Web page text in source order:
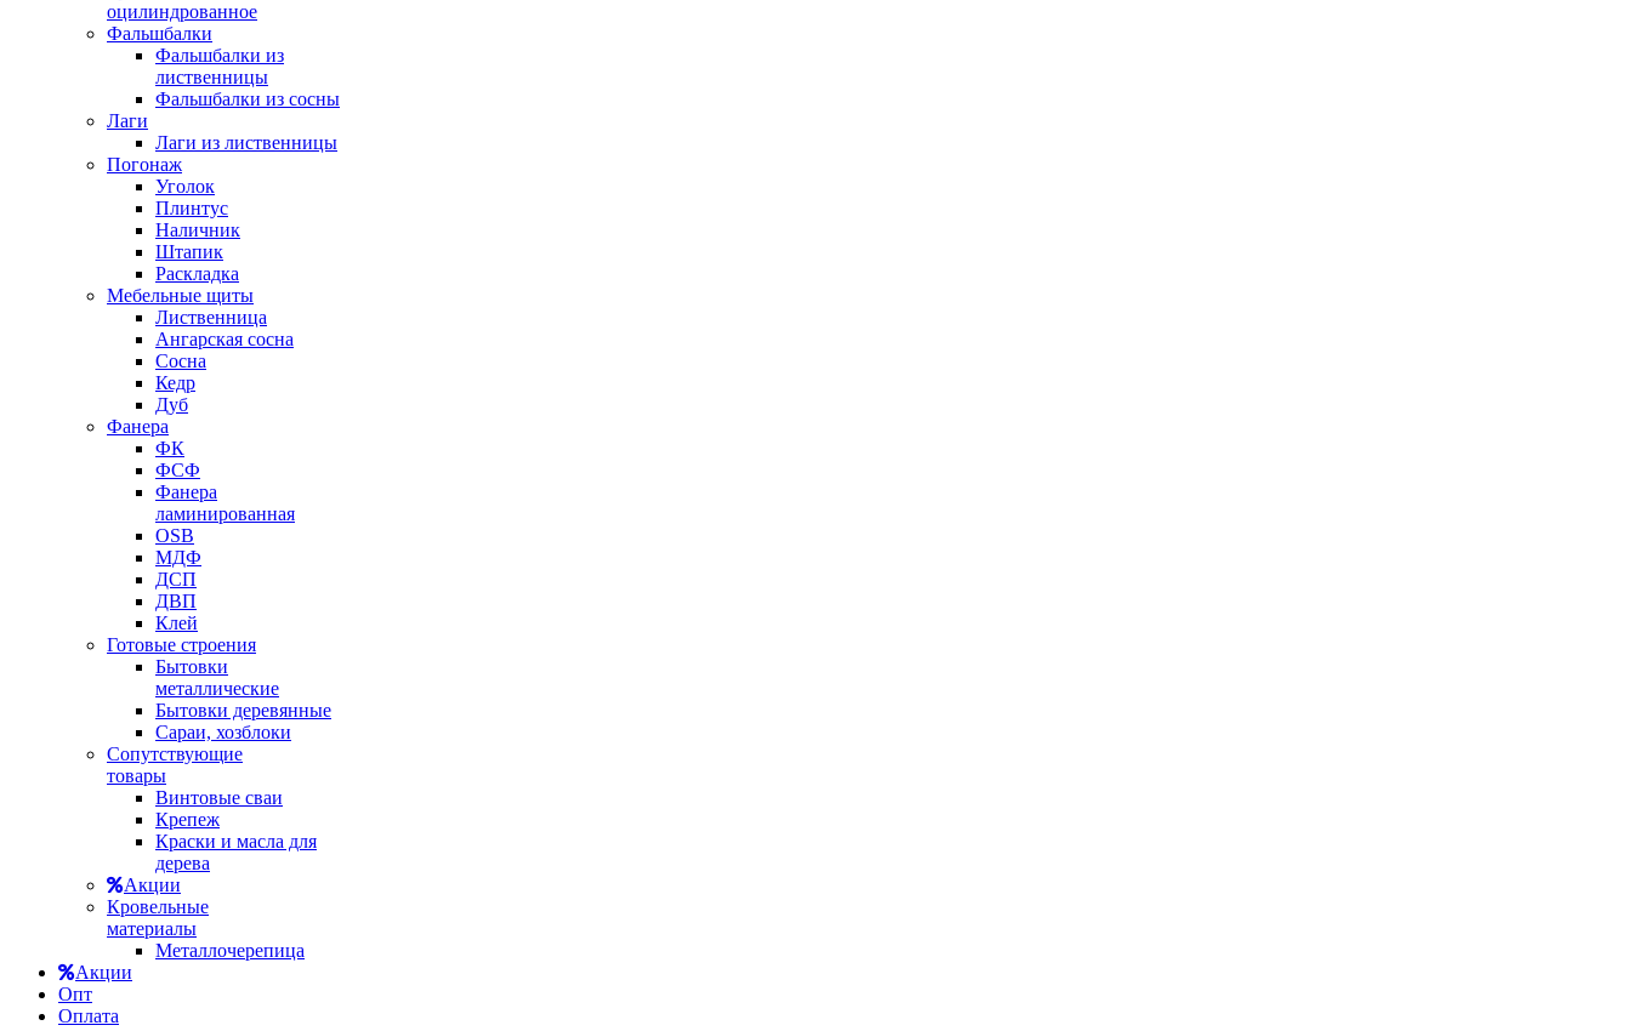
оцилиндрованное
Фальшбалки
Фальшбалки из
лиственницы
Фальшбалки из сосны
Лаги
Лаги из лиственницы
Погонаж
Уголок
Плинтус
Наличник
Штапик
Раскладка
Мебельные щиты
Лиственница
Ангарская сосна
Сосна
Кедр
Дуб
Фанера
ФК
ФСФ
Фанера
ламинированная
OSB
МДФ
ДСП
ДВП
Клей
Готовые строения
Бытовки
металлические
Бытовки деревянные
Сараи, хозблоки
Сопутствующие
товары
Винтовые сваи
Крепеж
Краски и масла для
дерева
Акции
Кровельные
материалы
Металлочерепица
Акции
Опт
Оплата